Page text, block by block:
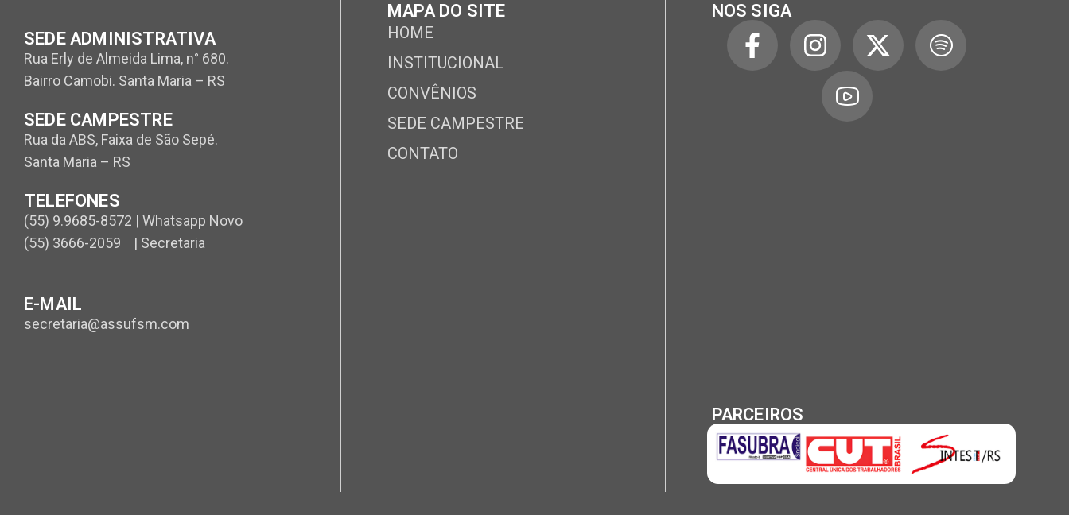
SEDE ADMINISTRATIVA
Rua Erly de Almeida Lima, n° 680.
Bairro Camobi. Santa Maria – RS
SEDE CAMPESTRE
Rua da ABS, Faixa de São Sepé.
Santa Maria – RS
TELEFONES
(55) 9.9685-8572 | Whatsapp Novo
(55) 3666-2059 | Secretaria
E-MAIL
secretaria@assufsm.com
MAPA DO SITE
HOME
INSTITUCIONAL
CONVÊNIOS
SEDE CAMPESTRE
CONTATO
NOS SIGA
PARCEIROS